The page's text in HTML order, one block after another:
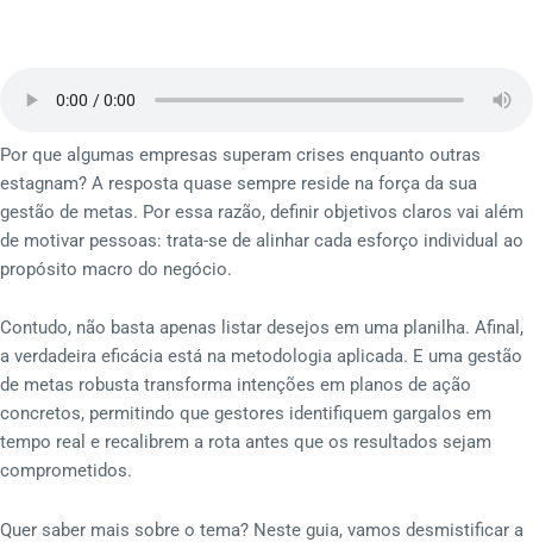
Por que algumas empresas superam crises enquanto outras
estagnam? A resposta quase sempre reside na força da sua
gestão de metas. Por essa razão, definir objetivos claros vai além
de motivar pessoas: trata-se de alinhar cada esforço individual ao
propósito macro do negócio.
Contudo, não basta apenas listar desejos em uma planilha. Afinal,
a verdadeira eficácia está na metodologia aplicada. E uma gestão
de metas robusta transforma intenções em planos de ação
concretos, permitindo que gestores identifiquem gargalos em
tempo real e recalibrem a rota antes que os resultados sejam
comprometidos.
Quer saber mais sobre o tema? Neste guia, vamos desmistificar a